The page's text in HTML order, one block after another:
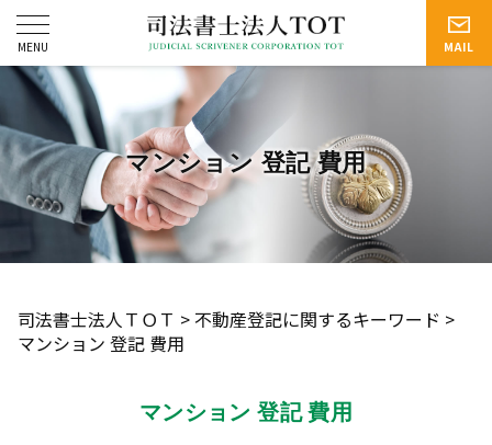
マンション 登記 費用
司法書士法人ＴＯＴ >不動産登記に関するキーワード >
マンション 登記 費用
マンション 登記 費用